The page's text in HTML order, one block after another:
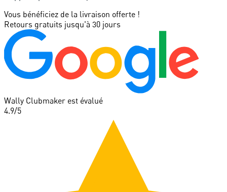
Vous bénéficiez de la livraison offerte !
Retours gratuits jusqu'à 30 jours
Wally Clubmaker est évalué
4.9/5